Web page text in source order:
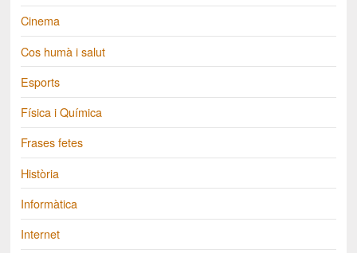
Cinema
Cos humà i salut
Esports
Física i Química
Frases fetes
Història
Informàtica
Internet